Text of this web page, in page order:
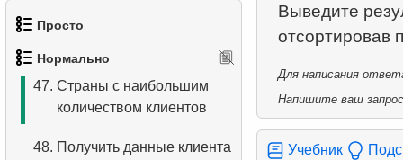
Просто
Список языков
3. Имена актёров
Нормально
46.Анализ квартальных
47. Страны с наибольшим
количеством клиентов
48. Получить данные клиента
Выведите
Для написания
Напишите ваш
Учебник